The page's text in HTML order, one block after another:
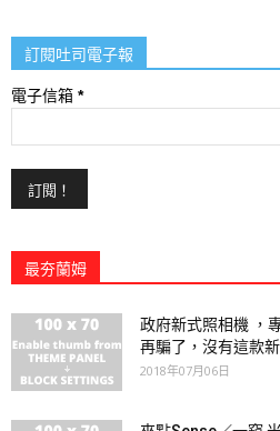
訂閱吐司電子報
電子信箱 *
最夯蘭姆
政府新式照相機 ，
再騙了，沒有這款
2018年07月06日